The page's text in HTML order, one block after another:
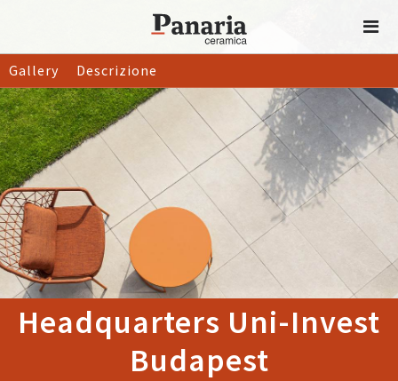
Gallery Descrizione
Headquarters Uni-Invest
Budapest